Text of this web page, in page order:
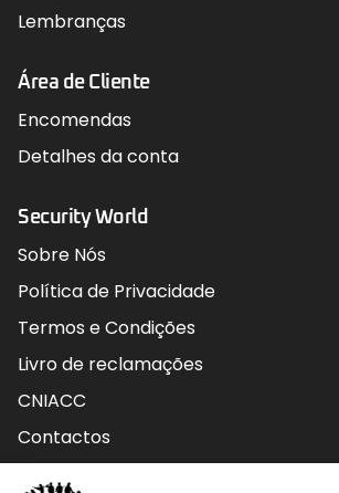
Lembranças
Área de Cliente
Encomendas
Detalhes da conta
Security World
Sobre Nós
Política de Privacidade
Termos e Condições
Livro de reclamações
CNIACC
Contactos